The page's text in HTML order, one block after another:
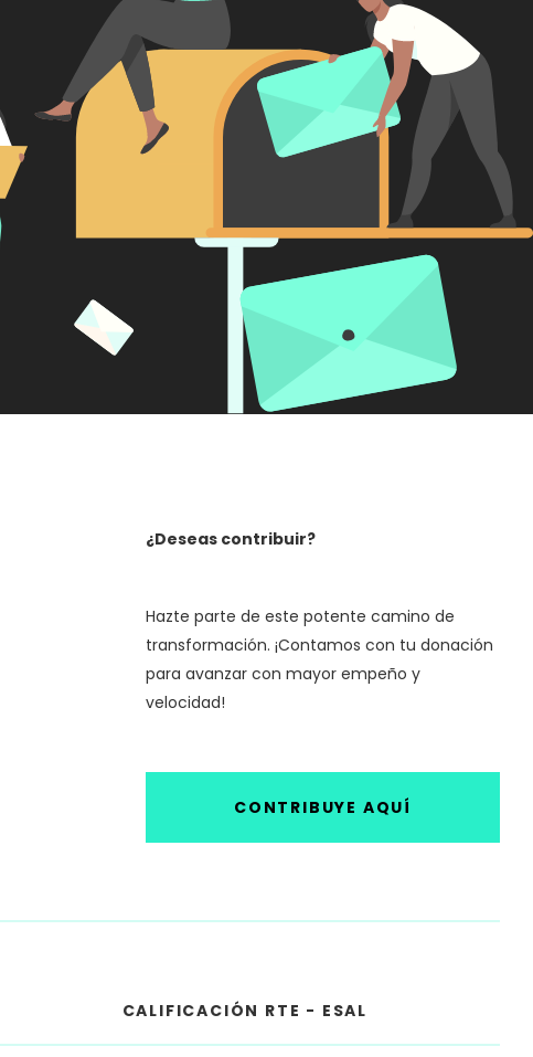
¿Deseas contribuir?
Hazte parte de este potente camino de
transformación. ¡Contamos con tu donación
para avanzar con mayor empeño y
velocidad!
CONTRIBUYE AQUÍ
CALIFICACIÓN RTE - ESAL